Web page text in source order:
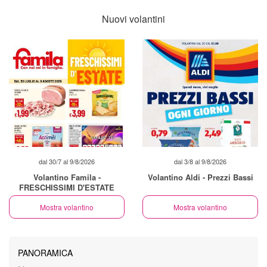
Nuovi volantini
dal 30/7 al 9/8/2026
Volantino Famila -
FRESCHISSIMI D'ESTATE
Mostra volantino
dal 3/8 al 9/8/2026
Volantino Aldi - Prezzi Bassi
Mostra volantino
PANORAMICA